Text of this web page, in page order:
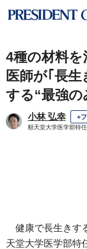
4種の材料
医師が｢長
する“最強
小林 弘幸 +
順天堂大学医学部特
健康で長生きす
天堂大学医学部特